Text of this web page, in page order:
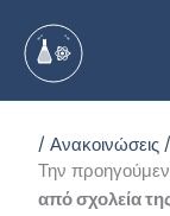
στο
περιεχόμενο
/Ανακοινώσεις
Την
από σχολεία